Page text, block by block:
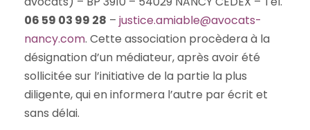
06 59 03 99 28 – justice.amiable@avocats-
nancy.com. Cette association procèdera à la
désignation d’un médiateur, après avoir été
sollicitée sur l’initiative de la partie la plus
diligente, qui en informera l’autre par écrit et
sans délai.